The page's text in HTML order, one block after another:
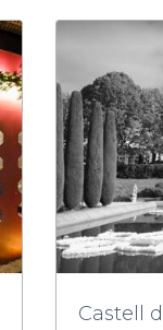
Castell